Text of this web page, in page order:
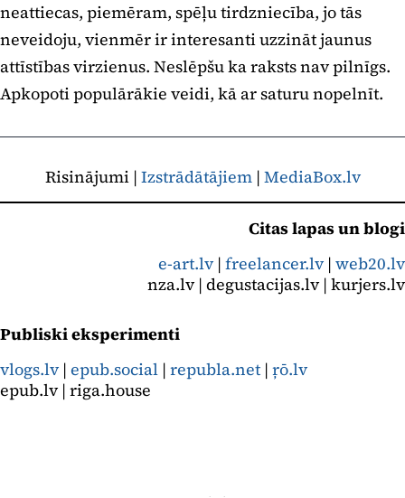
neattiecas, piemēram, spēļu tirdzniecība, jo tās
neveidoju, vienmēr ir interesanti uzzināt jaunus
attīstības virzienus. Neslēpšu ka raksts nav pilnīgs.
Apkopoti populārākie veidi, kā ar saturu nopelnīt.
Risinājumi | Izstrādātājiem| MediaBox.lv
Citas lapas un blogi
e-art.lv | freelancer.lv | web20.lv
nza.lv | degustacijas.lv | kurjers.lv
Publiski eksperimenti
vlogs.lv | epub.social | republa.net | ŗō.lv
epub.lv | riga.house